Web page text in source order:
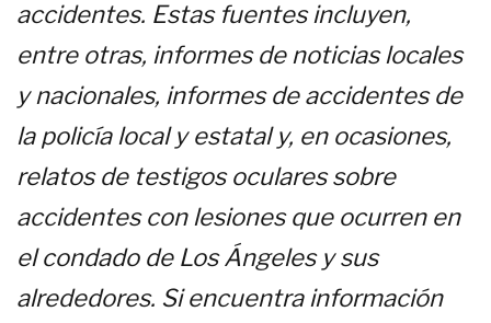
accidentes. Estas fuentes incluyen,
entre otras, informes de noticias locales
y nacionales, informes de accidentes de
la policía local y estatal y, en ocasiones,
relatos de testigos oculares sobre
accidentes con lesiones que ocurren en
el condado de Los Ángeles y sus
alrededores. Si encuentra información